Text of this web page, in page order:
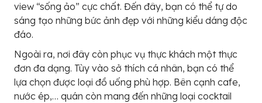
view “sống ảo” cực chất. Đến đây, bạn có thể tự do
sáng tạo những bức ảnh đẹp với những kiểu dáng độc
đáo.
Ngoài ra, nơi đây còn phục vụ thực khách một thực
đơn đa dạng. Tùy vào sở thích cá nhân, bạn có thể
lựa chọn được loại đồ uống phù hợp. Bên cạnh cafe,
nước ép,… quán còn mang đến những loại cocktail